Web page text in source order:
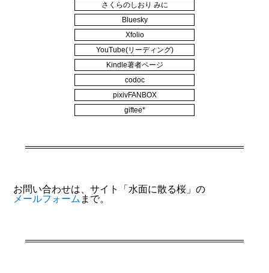
さくらのしおり みに
Bluesky
Xfolio
YouTube(リーディング)
Kindle著者ページ
codoc
pixivFANBOX
giftee*
お問い合わせは、サイト「水面に散る桜」の
メールフォーム まで。